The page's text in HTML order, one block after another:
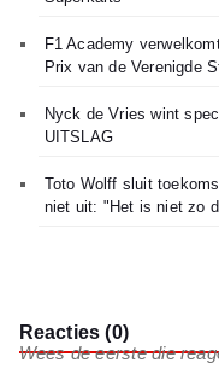
F1 Academy
Prix van de Verenigde
Nyck de Vries wint
UITSLAG
Toto Wolff sluit
niet uit: "Het is niet zo
Reacties (0)
Wees de eerste die